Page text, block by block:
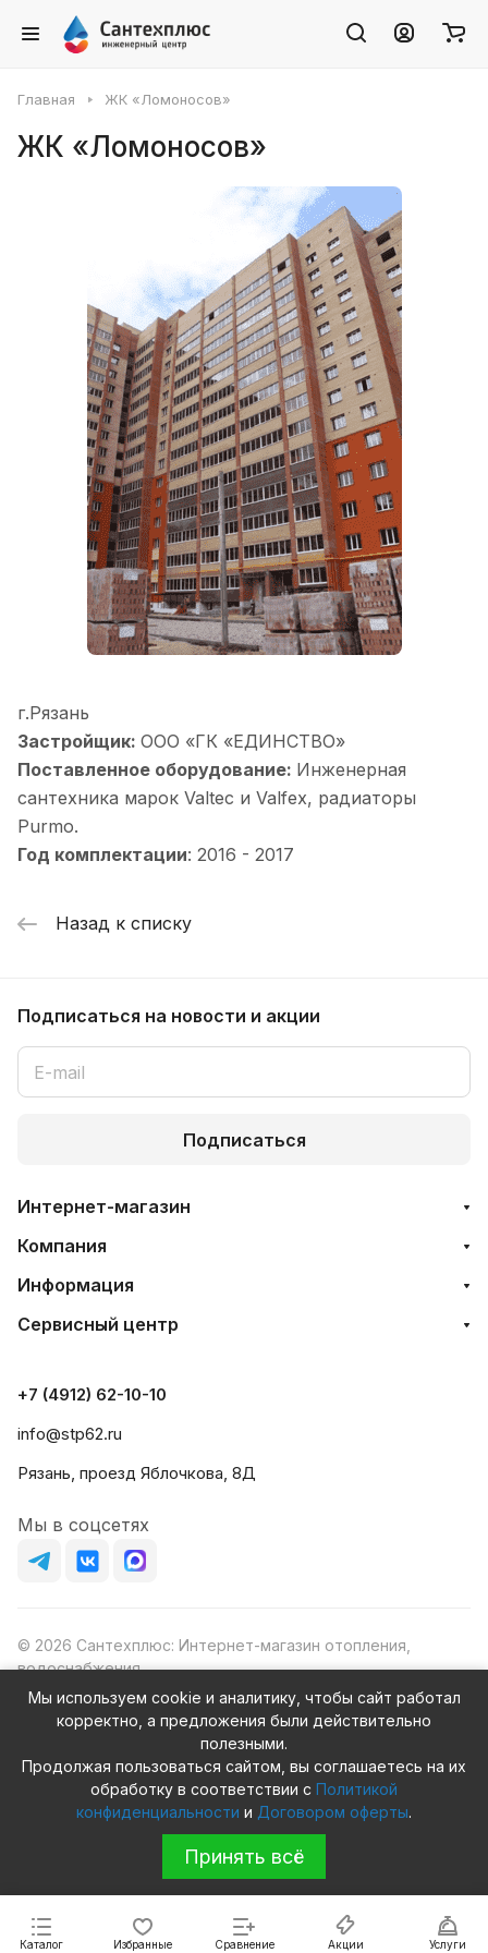
Главная ЖК «Ломоносов»
ЖК «Ломоносов»
г.Рязань
Застройщик: ООО «ГК «ЕДИНСТВО»
Поставленное оборудование: Инженерная
сантехника марок Valtec и Valfex, радиаторы
Purmo.
Год комплектации: 2016 - 2017
Назад к списку
Каталог Избранные Сравнение Акции Услуги
Подписаться на новости и акции
Подписаться
Интернет-магазин
Компания
Информация
Сервисный центр
+7 (4912) 62-10-10
info@stp62.ru
Рязань, проезд Яблочкова, 8Д
Мы в соцсетях
© 2026 Сантехплюс: Интернет-магазин отопления,
водоснабжения
Юридический адрес: 390023, г. Рязань, проезд Яблочкова,
ИНН/КПП: 6230087631/623001001
ОГРН: 1156230000080
Мы используем cookie и аналитику, чтобы сайт работал
корректно, а предложения были действительно
полезными.
Продолжая пользоваться сайтом, вы соглашаетесь на их
обработку в соответствии с Политикой
конфиденциальности и Договором оферты.
Принять всё
Оферта